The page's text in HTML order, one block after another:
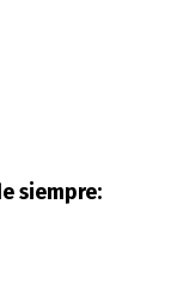
siempre: